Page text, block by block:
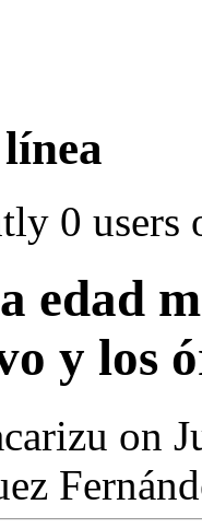
0 users
edad
y los
on